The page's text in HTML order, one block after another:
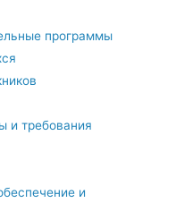
программы
и требования
и